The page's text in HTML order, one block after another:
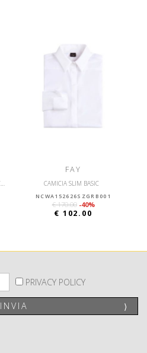
CAMICIA OVERSIZE CON MOTIVI JACQUARD
FAY
CAMICIA SLIM BASIC
NCWA152626SZGRB001
€ 170.00 -40%
€ 102.00
PRIVACY POLICY
INVIA ⟩